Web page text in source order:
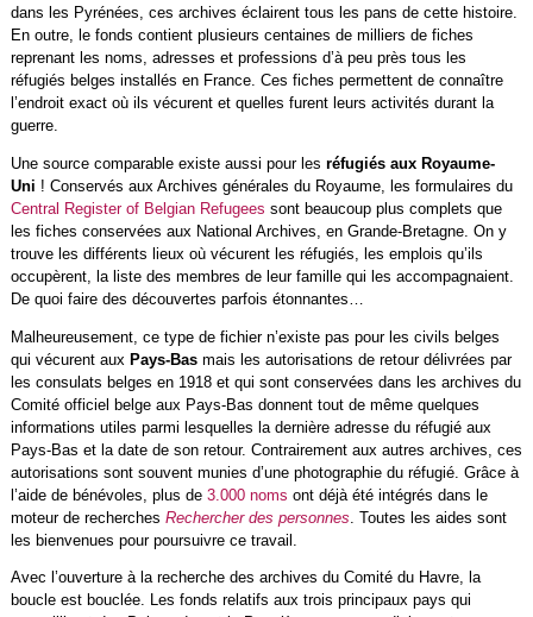
dans les Pyrénées, ces archives éclairent tous les pans de cette histoire.
En outre, le fonds contient plusieurs centaines de milliers de fiches
reprenant les noms, adresses et professions d’à peu près tous les
réfugiés belges installés en France. Ces fiches permettent de connaître
l’endroit exact où ils vécurent et quelles furent leurs activités durant la
guerre.
Une source comparable existe aussi pour les réfugiés aux Royaume-
Uni ! Conservés aux Archives générales du Royaume, les formulaires du
Central Register of Belgian Refugees sont beaucoup plus complets que
les fiches conservées aux National Archives, en Grande-Bretagne. On y
trouve les différents lieux où vécurent les réfugiés, les emplois qu’ils
occupèrent, la liste des membres de leur famille qui les accompagnaient.
De quoi faire des découvertes parfois étonnantes…
Malheureusement, ce type de fichier n’existe pas pour les civils belges
qui vécurent aux Pays-Bas mais les autorisations de retour délivrées par
les consulats belges en 1918 et qui sont conservées dans les archives du
Comité officiel belge aux Pays-Bas donnent tout de même quelques
informations utiles parmi lesquelles la dernière adresse du réfugié aux
Pays-Bas et la date de son retour. Contrairement aux autres archives, ces
autorisations sont souvent munies d’une photographie du réfugié. Grâce à
l’aide de bénévoles, plus de 3.000 noms ont déjà été intégrés dans le
moteur de recherches Rechercher des personnes . Toutes les aides sont
les bienvenues pour poursuivre ce travail.
Avec l’ouverture à la recherche des archives du Comité du Havre, la
boucle est bouclée. Les fonds relatifs aux trois principaux pays qui